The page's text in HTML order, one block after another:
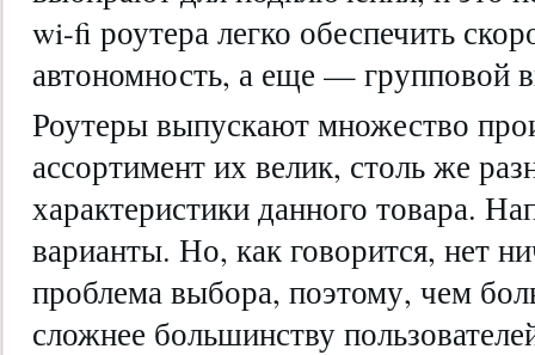
wi-fi роутера легко обеспечить
автономность, а еще — групповой
Роутеры выпускают множество
ассортимент их велик, столь же
характеристики данного товара.
варианты. Но, как говорится, нет
проблема выбора, поэтому, чем
сложнее большинству